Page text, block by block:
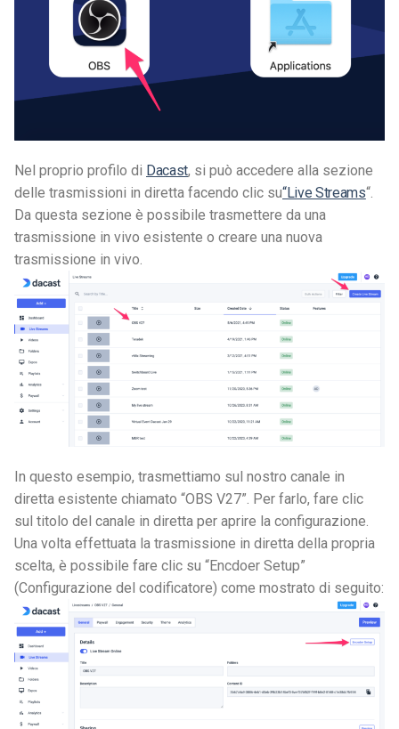
Nel proprio profilo di Dacast, si può accedere alla sezione
delle trasmissioni in diretta facendo clic su“Live Streams“.
Da questa sezione è possibile trasmettere da una
trasmissione in vivo esistente o creare una nuova
trasmissione in vivo.
In questo esempio, trasmettiamo sul nostro canale in
diretta esistente chiamato “OBS V27”. Per farlo, fare clic
sul titolo del canale in diretta per aprire la configurazione.
Una volta effettuata la trasmissione in diretta della propria
scelta, è possibile fare clic su “Encdoer Setup”
(Configurazione del codificatore) come mostrato di seguito: